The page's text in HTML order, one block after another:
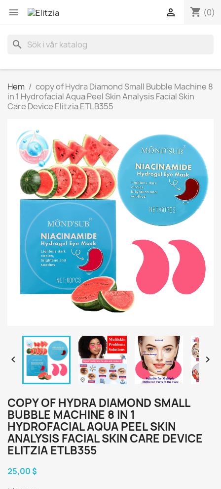
 shopping_cart (0)

search
Hem
copy of Hydra Diamond Small Bubble Machine 8
in 1 Hydrofacial Aqua Peel Skin Analysis Facial Skin
Care Device Elitzia ETLB355
 
COPY OF HYDRA DIAMOND SMALL
BUBBLE MACHINE 8 IN 1
HYDROFACIAL AQUA PEEL SKIN
ANALYSIS FACIAL SKIN CARE DEVICE
ELITZIA ETLB355
25,00 $